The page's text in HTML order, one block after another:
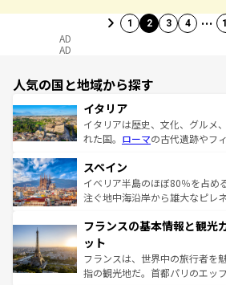
1 2 3 4 …
AD
AD
人気の国と地域から探す
イタリア
イタリアは歴史、文化、グルメ
れた国。 ローマの古代遺跡やフ
ろん、トスカーナの美しい田園
景など、自然景観も見逃せない
ピザやパスタなど、絶品のイタ
ませてくれるイタリアで、忘れ
なお、新着のイタリア情報は
しい。
スペイン
イベリア半島のほぼ80％を占め
注ぐ地中海沿岸から雄大なピレ
文化が根付くこの国では、情熱
れる闘牛、そして美味しいタパ
る。首都マドリードの洗練され
アートに溢れた街角から、地方
フランスの基本情報と観光
ット
フランスは、世界中の旅行者を
指の観光地だ。首都パリのエッ